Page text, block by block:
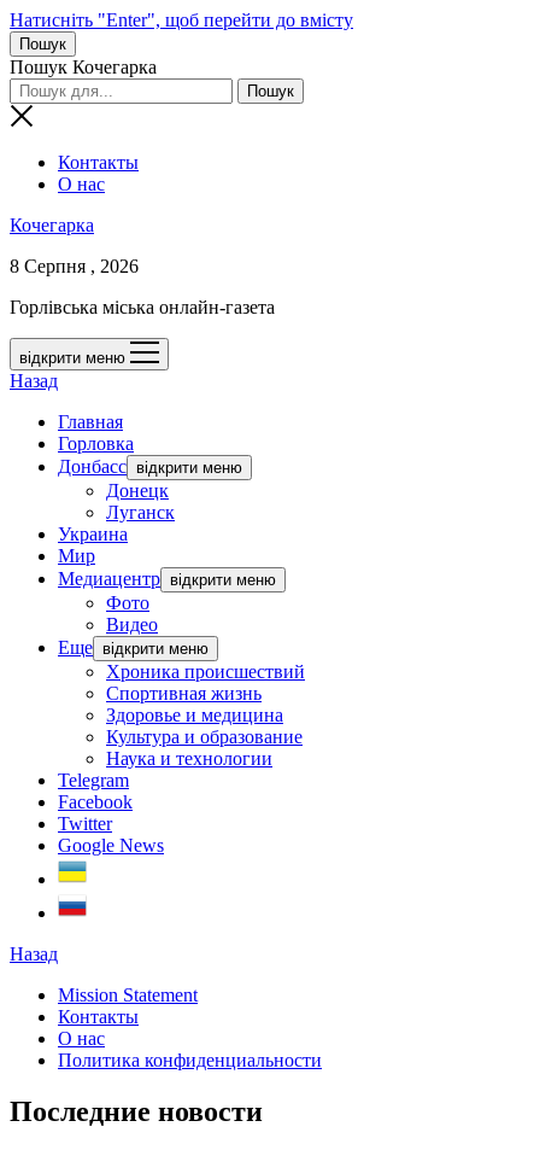
Натисніть "Enter", щоб перейти до вмісту
Пошук
Пошук Кочегарка
Контакты
О нас
Кочегарка
8 Серпня , 2026
Горлівська міська онлайн-газета
відкрити меню
Назад
Главная
Горловка
Донбасс відкрити меню
Донецк
Луганск
Украина
Мир
Медиацентр відкрити меню
Фото
Видео
Еще відкрити меню
Хроника происшествий
Спортивная жизнь
Здоровье и медицина
Культура и образование
Наука и технологии
Telegram
Facebook
Twitter
Google News
Назад
Mission Statement
Контакты
О нас
Политика конфиденциальности
Последние новости